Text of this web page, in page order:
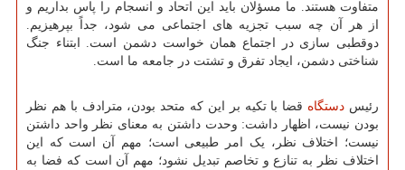
متفاوت هستند. ما مسؤلان باید این اتحاد و انسجام را پاس بداریم و
از هر آن چه سبب تجزیه های اجتماعی می شود، جداً بپرهیزیم.
دوقطبی سازی در اجتماع همان خواست دشمن است. ابتناء جنگ
شناختی دشمن، ایجاد تفرق و تشتت در جامعه ما است.
رئیس دستگاه قضا با تکیه بر این که متحد بودن، مترادف با هم نظر
بودن نیست، اظهار داشت: وحدت داشتن به معنای نظر واحد داشتن
نیست؛ اختلاف نظر، یک امر طبیعی است؛ مهم آن است که این
اختلاف نظر به تنازع و تخاصم تبدیل نشود؛ مهم آن است که فضا به